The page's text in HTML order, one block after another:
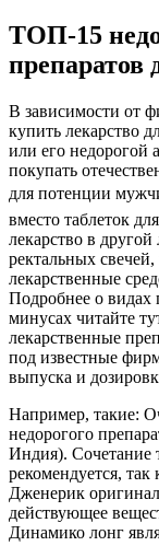
ТОП-15
препаратов
В зависимости от
купить лекарство
или его недорогой
покупать
для потенции
вместо таблеток
лекарство в
ректальных
лекарственные
Подробнее о видах
минусах читайте
лекарственные
под известные
выпуска и
Например, такие:
недорогого
Индия). Сочетание
рекомендуется,
Дженерик
действующее
Динамико лонг